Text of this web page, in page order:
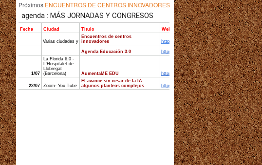
Próximos ENCUENTROS DE CENTROS INNOVADORES